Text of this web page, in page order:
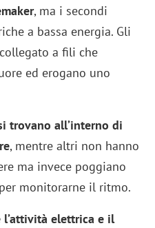
, ma i secondi
a bassa energia. Gli
a fili che
ed erogano uno
trovano all’interno di
, mentre altri non hanno
ma invece poggiano
monitorarne il ritmo.
l’attività elettrica e il